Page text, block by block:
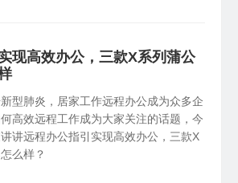
现高效办公，三款X系列蒲公
型肺炎，居家工作远程办公成为众多企
高效远程工作成为大家关注的话题，今
讲远程办公指引实现高效办公，三款X
么样？